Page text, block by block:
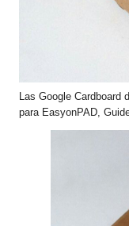
Las Google Cardboard
para EasyonPAD,